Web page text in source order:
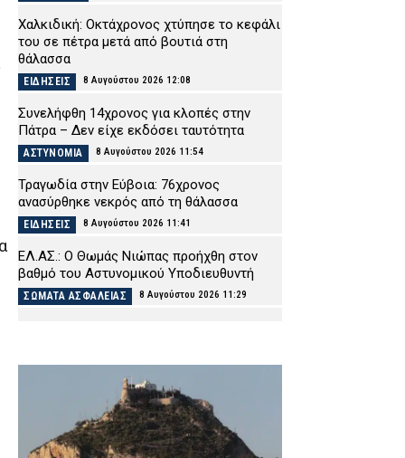
Χαλκιδική: Οκτάχρονος χτύπησε το κεφάλι
του σε πέτρα μετά από βουτιά στη
θάλασσα
ΕΙΔΗΣΕΙΣ 8 Αυγούστου 2026 12:08
Συνελήφθη 14χρονος για κλοπές στην
Πάτρα – Δεν είχε εκδόσει ταυτότητα
ΑΣΤΥΝΟΜΙΑ 8 Αυγούστου 2026 11:54
Τραγωδία στην Εύβοια: 76χρονος
ανασύρθηκε νεκρός από τη θάλασσα
ΕΙΔΗΣΕΙΣ 8 Αυγούστου 2026 11:41
ΕΛ.ΑΣ.: Ο Θωμάς Νιώπας προήχθη στον
βαθμό του Αστυνομικού Υποδιευθυντή
ΣΩΜΑΤΑ ΑΣΦΑΛΕΙΑΣ 8 Αυγούστου 2026 11:29
το οικογενειακό περιβάλλον του
8 Αυγούστου 2026 11:16
Πυροσβέστες καταγγέλλουν μετακίνηση
οχήματος του 1965 στο Πόρτο Γερμενό:
«Δεν είμαστε αναλώσιμοι»